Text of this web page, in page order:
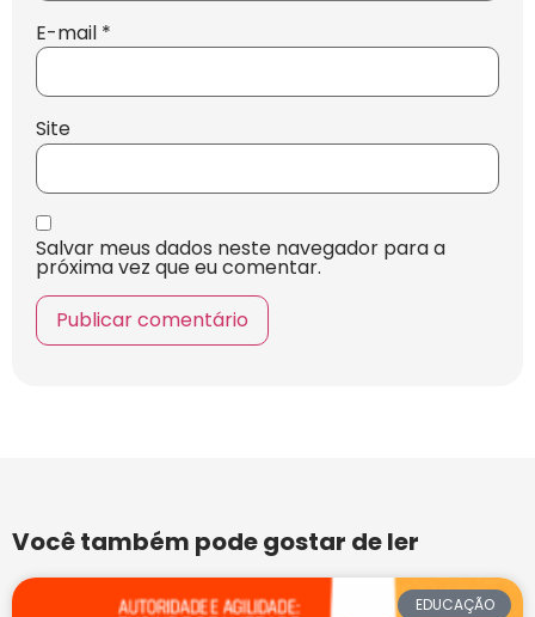
E-mail *
Site
Salvar meus dados neste navegador para a
próxima vez que eu comentar.
Você também pode gostar de ler
EDUCAÇÃO